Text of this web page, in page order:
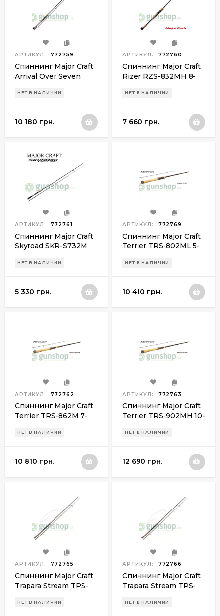
АРТИКУЛ: 772759
Спиннинг Major Craft
Arrival Over Seven
НЕТ В НАЛИЧИИ
10 180 грн.
АРТИКУЛ: 772760
Спиннинг Major Craft
Rizer RZS-832MH 8-
НЕТ В НАЛИЧИИ
7 660 грн.
АРТИКУЛ: 772761
Спиннинг Major Craft
Skyroad SKR-S732M
НЕТ В НАЛИЧИИ
5 330 грн.
АРТИКУЛ: 772769
Спиннинг Major Craft
Terrier TRS-802ML 5-
НЕТ В НАЛИЧИИ
10 410 грн.
АРТИКУЛ: 772762
Спиннинг Major Craft
Terrier TRS-862M 7-
НЕТ В НАЛИЧИИ
10 810 грн.
АРТИКУЛ: 772763
Спиннинг Major Craft
Terrier TRS-902MH 10-
НЕТ В НАЛИЧИИ
12 690 грн.
АРТИКУЛ: 772765
Спиннинг Major Craft
Trapara Stream TPS-
НЕТ В НАЛИЧИИ
АРТИКУЛ: 772766
Спиннинг Major Craft
Trapara Stream TPS-
НЕТ В НАЛИЧИИ